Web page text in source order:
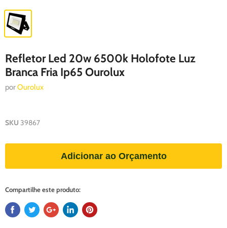
Refletor Led 20w 6500k Holofote Luz
Branca Fria Ip65 Ourolux
porOurolux
SKU 39867
Adicionar ao Orçamento
Compartilhe este produto: